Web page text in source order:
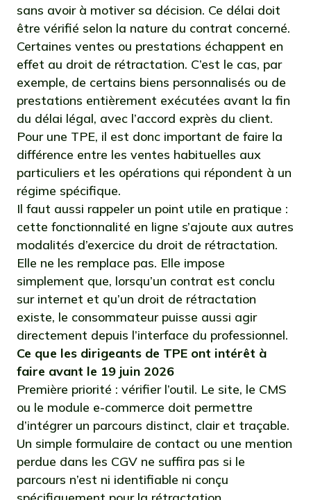
sans avoir à motiver sa décision. Ce délai doit
être vérifié selon la nature du contrat concerné.
Certaines ventes ou prestations échappent en
effet au droit de rétractation. C’est le cas, par
exemple, de certains biens personnalisés ou de
prestations entièrement exécutées avant la fin
du délai légal, avec l’accord exprès du client.
Pour une TPE, il est donc important de faire la
différence entre les ventes habituelles aux
particuliers et les opérations qui répondent à un
régime spécifique.
Il faut aussi rappeler un point utile en pratique :
cette fonctionnalité en ligne s’ajoute aux autres
modalités d’exercice du droit de rétractation.
Elle ne les remplace pas. Elle impose
simplement que, lorsqu’un contrat est conclu
sur internet et qu’un droit de rétractation
existe, le consommateur puisse aussi agir
directement depuis l’interface du professionnel.
Ce que les dirigeants de TPE ont intérêt à
faire avant le 19 juin 2026
Première priorité : vérifier l’outil. Le site, le CMS
ou le module e-commerce doit permettre
d’intégrer un parcours distinct, clair et traçable.
Un simple formulaire de contact ou une mention
perdue dans les CGV ne suffira pas si le
parcours n’est ni identifiable ni conçu